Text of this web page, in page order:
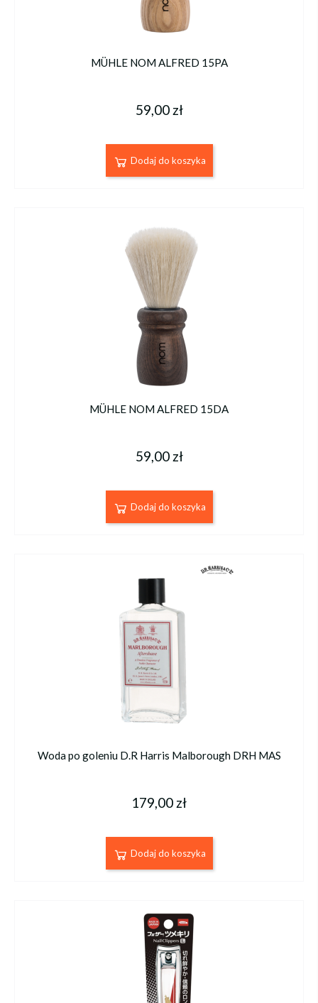
MÜHLE NOM ALFRED 15PA
59,00 zł
Dodaj do koszyka
MÜHLE NOM ALFRED 15DA
59,00 zł
Dodaj do koszyka
Woda po goleniu D.R Harris Malborough DRH MAS
179,00 zł
Dodaj do koszyka